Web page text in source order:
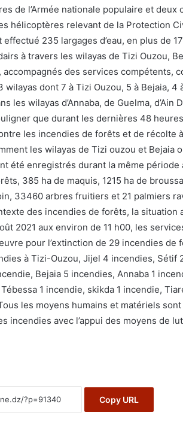
de l’Armée nationale populaire et deux
hélicoptères relevant de la Protection
effectué 235 largages d’eau, en plus de
à travers les wilayas de Tizi Ouzou,
des services compétents,
wilayas dont 7 à Tizi Ouzou, 5 à Bejaia, 4
les wilayas d’Annaba, de Guelma, d’Ain
que durant les dernières 48
les incendies de forêts et de récolte
les wilayas de Tizi ouzou et Bejaia
été enregistrés durant la même période
385 ha de maquis, 1215 ha de
33460 arbres fruitiers et 21 palmiers
des incendies de forêts, la situation
2021 aux environ de 11 h00, les
pour l’extinction de 29 incendies de
à Tizi-Ouzou, Jijel 4 incendies, Sétif
Bejaia 5 incendies, Annaba 1
1 incendie, skikda 1 incendie,
les moyens humains et matériels
incendies avec l’appui des moyens de
Copy URL